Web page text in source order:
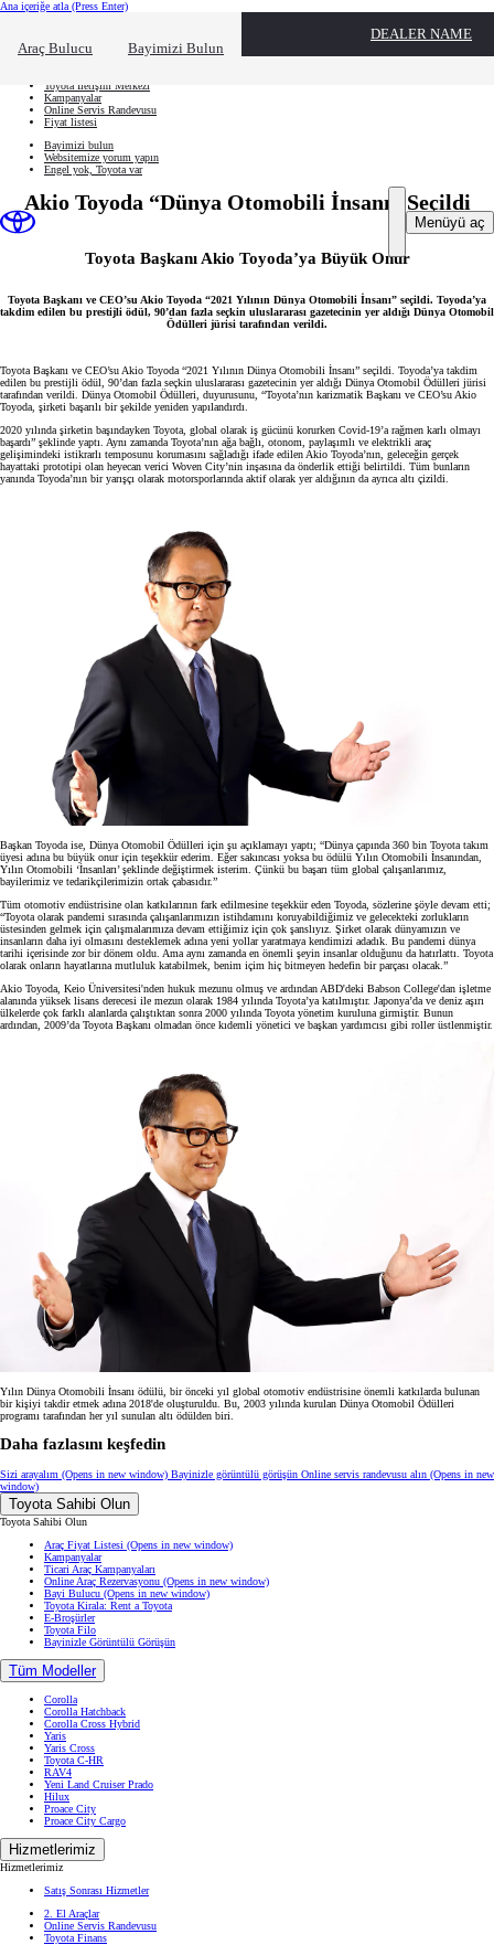
Ana içeriğe atla (Press Enter)
Araç Bulucu Bayimizi Bulun
DEALER NAME
Ne aramıştınız? Hızlı erişim alanını kapatmak için tıklayın
Toyota İletişim Merkezi
Kampanyalar
Online Servis Randevusu
Fiyat listesi
Bayimizi bulun
Websitemize yorum yapın
Engel yok, Toyota var
Menüyü aç
Akio Toyoda “Dünya Otomobili İnsanı” Seçildi
Toyota Başkanı Akio Toyoda’ya Büyük Onur
Toyota Başkanı ve CEO’su Akio Toyoda “2021 Yılının Dünya Otomobili İnsanı” seçildi. Toyoda’ya
takdim edilen bu prestijli ödül, 90’dan fazla seçkin uluslararası gazetecinin yer aldığı Dünya Otomobil
Ödülleri jürisi tarafından verildi.
Toyota Başkanı ve CEO’su Akio Toyoda “2021 Yılının Dünya Otomobili İnsanı” seçildi. Toyoda’ya takdim
edilen bu prestijli ödül, 90’dan fazla seçkin uluslararası gazetecinin yer aldığı Dünya Otomobil Ödülleri jürisi
tarafından verildi. Dünya Otomobil Ödülleri, duyurusunu, “Toyota’nın karizmatik Başkanı ve CEO’su Akio
Toyoda, şirketi başarılı bir şekilde yeniden yapılandırdı.
2020 yılında şirketin başındayken Toyota, global olarak iş gücünü korurken Covid-19’a rağmen karlı olmayı
başardı” şeklinde yaptı. Aynı zamanda Toyota’nın ağa bağlı, otonom, paylaşımlı ve elektrikli araç
gelişimindeki istikrarlı temposunu korumasını sağladığı ifade edilen Akio Toyoda’nın, geleceğin gerçek
hayattaki prototipi olan heyecan verici Woven City’nin inşasına da önderlik ettiği belirtildi. Tüm bunların
yanında Toyoda’nın bir yarışçı olarak motorsporlarında aktif olarak yer aldığının da ayrıca altı çizildi.
Başkan Toyoda ise, Dünya Otomobil Ödülleri için şu açıklamayı yaptı; “Dünya çapında 360 bin Toyota takım
üyesi adına bu büyük onur için teşekkür ederim. Eğer sakıncası yoksa bu ödülü Yılın Otomobili İnsanından,
Yılın Otomobili ‘İnsanları’ şeklinde değiştirmek isterim. Çünkü bu başarı tüm global çalışanlarımız,
bayilerimiz ve tedarikçilerimizin ortak çabasıdır.”
Tüm otomotiv endüstrisine olan katkılarının fark edilmesine teşekkür eden Toyoda, sözlerine şöyle devam etti;
“Toyota olarak pandemi sırasında çalışanlarımızın istihdamını koruyabildiğimiz ve gelecekteki zorlukların
üstesinden gelmek için çalışmalarımıza devam ettiğimiz için çok şanslıyız. Şirket olarak dünyamızın ve
insanların daha iyi olmasını desteklemek adına yeni yollar yaratmaya kendimizi adadık. Bu pandemi dünya
tarihi içerisinde zor bir dönem oldu. Ama aynı zamanda en önemli şeyin insanlar olduğunu da hatırlattı. Toyota
olarak onların hayatlarına mutluluk katabilmek, benim içim hiç bitmeyen hedefin bir parçası olacak.”
Akio Toyoda, Keio Üniversitesi'nden hukuk mezunu olmuş ve ardından ABD'deki Babson College'dan işletme
alanında yüksek lisans derecesi ile mezun olarak 1984 yılında Toyota’ya katılmıştır. Japonya’da ve deniz aşırı
ülkelerde çok farklı alanlarda çalıştıktan sonra 2000 yılında Toyota yönetim kuruluna girmiştir. Bunun
ardından, 2009’da Toyota Başkanı olmadan önce kıdemli yönetici ve başkan yardımcısı gibi roller üstlenmiştir.
Yılın Dünya Otomobili İnsanı ödülü, bir önceki yıl global otomotiv endüstrisine önemli katkılarda bulunan
bir kişiyi takdir etmek adına 2018'de oluşturuldu. Bu, 2003 yılında kurulan Dünya Otomobil Ödülleri
programı tarafından her yıl sunulan altı ödülden biri.
Daha fazlasını keşfedin
Sizi arayalım (Opens in new window) Bayinizle görüntülü görüşün Online servis randevusu alın (Opens in new
window)
Toyota Sahibi Olun
Toyota Sahibi Olun
Araç Fiyat Listesi (Opens in new window)
Kampanyalar
Ticari Araç Kampanyaları
Online Araç Rezervasyonu (Opens in new window)
Bayi Bulucu (Opens in new window)
Toyota Kirala: Rent a Toyota
E-Broşürler
Toyota Filo
Bayinizle Görüntülü Görüşün
Tüm Modeller
Corolla
Corolla Hatchback
Corolla Cross Hybrid
Yaris
Yaris Cross
Toyota C-HR
RAV4
Yeni Land Cruiser Prado
Hilux
Proace City
Proace City Cargo
Hizmetlerimiz
Hizmetlerimiz
Satış Sonrası Hizmetler
2. El Araçlar
Online Servis Randevusu
Toyota Finans